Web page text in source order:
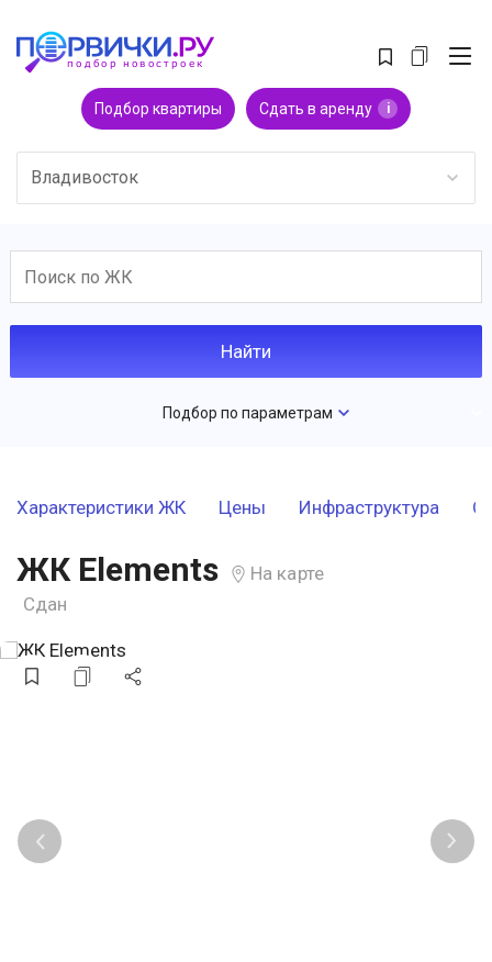
Подбор квартиры Сдать в аренду i
Владивосток
Подбор по параметрам
Характеристики ЖК Цены Инфраструктура
ЖК Elements
На карте
Сдан